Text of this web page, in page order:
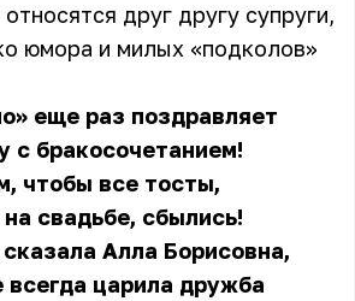
друг другу супруги,
юмора и милых «подколов»
еще раз поздравляет
с бракосочетанием!
чтобы все тосты,
свадьбе, сбылись!
Алла Борисовна,
царила дружба